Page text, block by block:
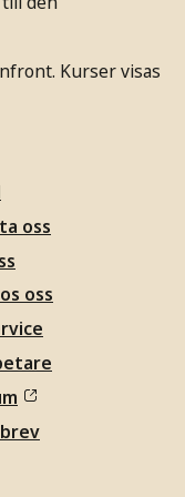
Kurser visas
oss
oss